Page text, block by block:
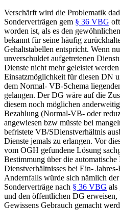
Verschärft wird die Problematik
Sonderverträgen gem § 36 VBG
worden ist, als es den
bekannt für seine häufig
Gehaltstabellen entspricht. Wenn
unverschuldet aufgetretenen
Dienste nicht mehr geleistet
Einsatzmöglichkeit für diesen DN
dem Normal- VB-Schema
gelangen. Der DG wäre auf die
diesem noch möglichen
Bezahlung (Normal-VB- oder
angewiesen bzw müsste bei
befristete VB/SDienstverhältnis
Dienste jemals zu erlangen. Vor
vom OGH gefundene Lösung
Bestimmung über die automatische
Dienstverhältnisses bei Ein-
Andernfalls würde sich nämlich
Sonderverträge nach § 36 VBG als
und den öffentlichen DG
Gewissens Gebrauch gemacht